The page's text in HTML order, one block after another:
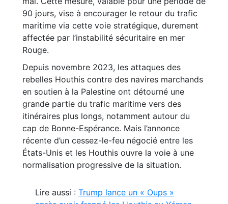
90 jours, vise à encourager le retour du trafic
maritime via cette voie stratégique, durement
affectée par l’instabilité sécuritaire en mer
Rouge.
Depuis novembre 2023, les attaques des
rebelles Houthis contre des navires marchands
en soutien à la Palestine ont détourné une
grande partie du trafic maritime vers des
itinéraires plus longs, notamment autour du
cap de Bonne-Espérance. Mais l’annonce
récente d’un cessez-le-feu négocié entre les
États-Unis et les Houthis ouvre la voie à une
normalisation progressive de la situation.
Lire aussi : Trump lance un « Oups »